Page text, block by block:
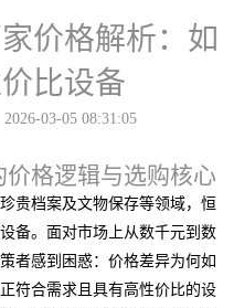
价格解析：如
比设备
2026-03-05 08:31:05
格逻辑与选购核心
贵档案及文物保存等领域，恒
备。面对市场上从数千元到数
者感到困惑：价格差异为何如
符合需求且具有高性价比的设